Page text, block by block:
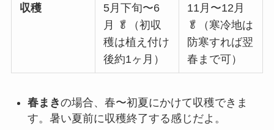
収穫
5月下旬〜6
月 🥬（初収
穫は植え付け
後約1ヶ月）
11月〜12月
🥬（寒冷地は
防寒すれば翌
春まで可）
春まきの場合、春〜初夏にかけて収穫できま
す。暑い夏前に収穫終了する感じだよ。